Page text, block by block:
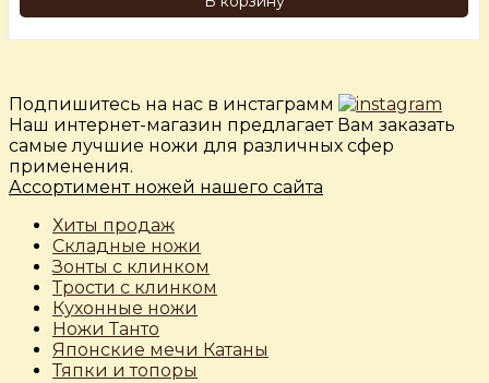
Подпишитесь на нас в инстаграмм
Наш интернет-магазин предлагает Вам заказать
самые лучшие ножи для различных сфер
применения.
Ассортимент ножей нашего сайта
Хиты продаж
Складные ножи
Зонты с клинком
Трости с клинком
Кухонные ножи
Ножи Танто
Японские мечи Катаны
Тяпки и топоры